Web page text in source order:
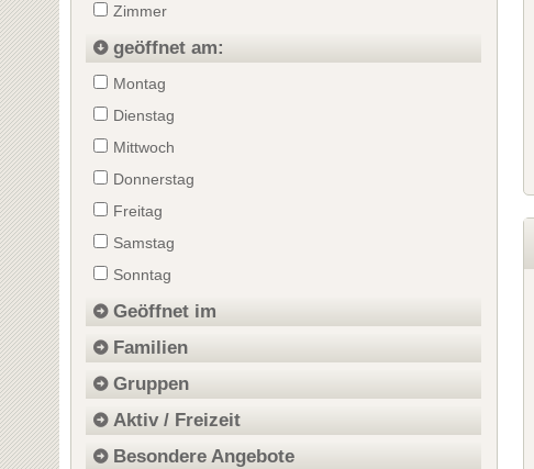
Zimmer
geöffnet am:
Montag
Dienstag
Mittwoch
Donnerstag
Freitag
Samstag
Sonntag
Geöffnet im
Familien
Gruppen
Aktiv / Freizeit
Besondere Angebote